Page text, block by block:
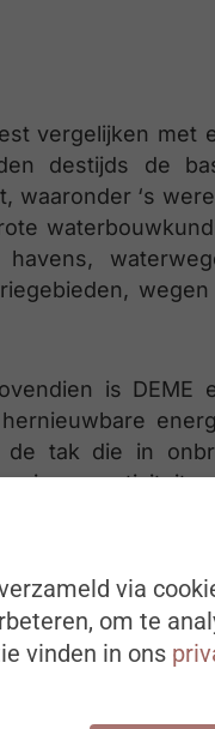
vergelijken met
destijds de
waaronder ‘s
wegen
is DEME
de tak die in
nieuwe
zijn
Daardoor
moet
via
om te
vinden in ons